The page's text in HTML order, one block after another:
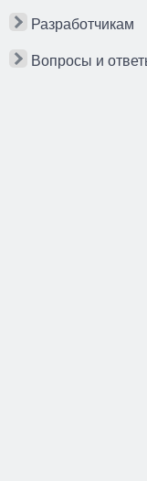
Разработчикам
Вопросы и